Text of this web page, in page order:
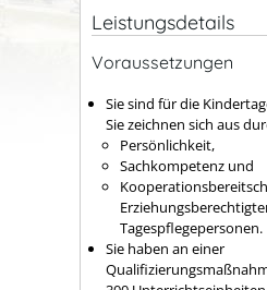
Leistungsdetails
Voraussetzungen
Sie sind für die
Sie zeichnen sich aus
Persönlichkeit,
Sachkompetenz und
Tagespflegepersonen.
Sie haben an einer